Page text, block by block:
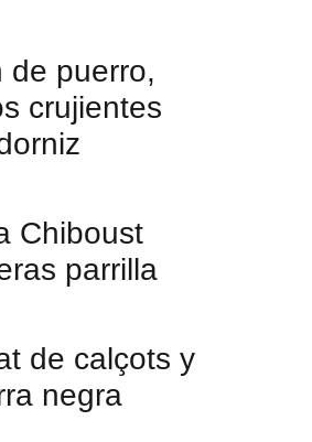
de puerro,
crujientes
Chiboust
parrilla
de calçots y
negra